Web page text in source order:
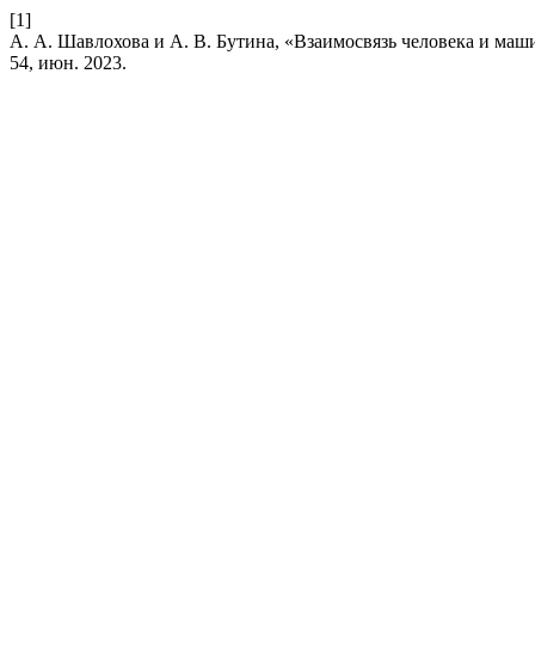
[1]
А. А. Шавлохова и А. В. Бутина, «Взаимосвязь человека и
54, июн. 2023.